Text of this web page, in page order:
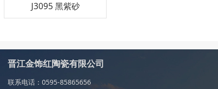
J3095 黑紫砂
晋江金饰红陶瓷有限公司
联系电话：0595-85865656